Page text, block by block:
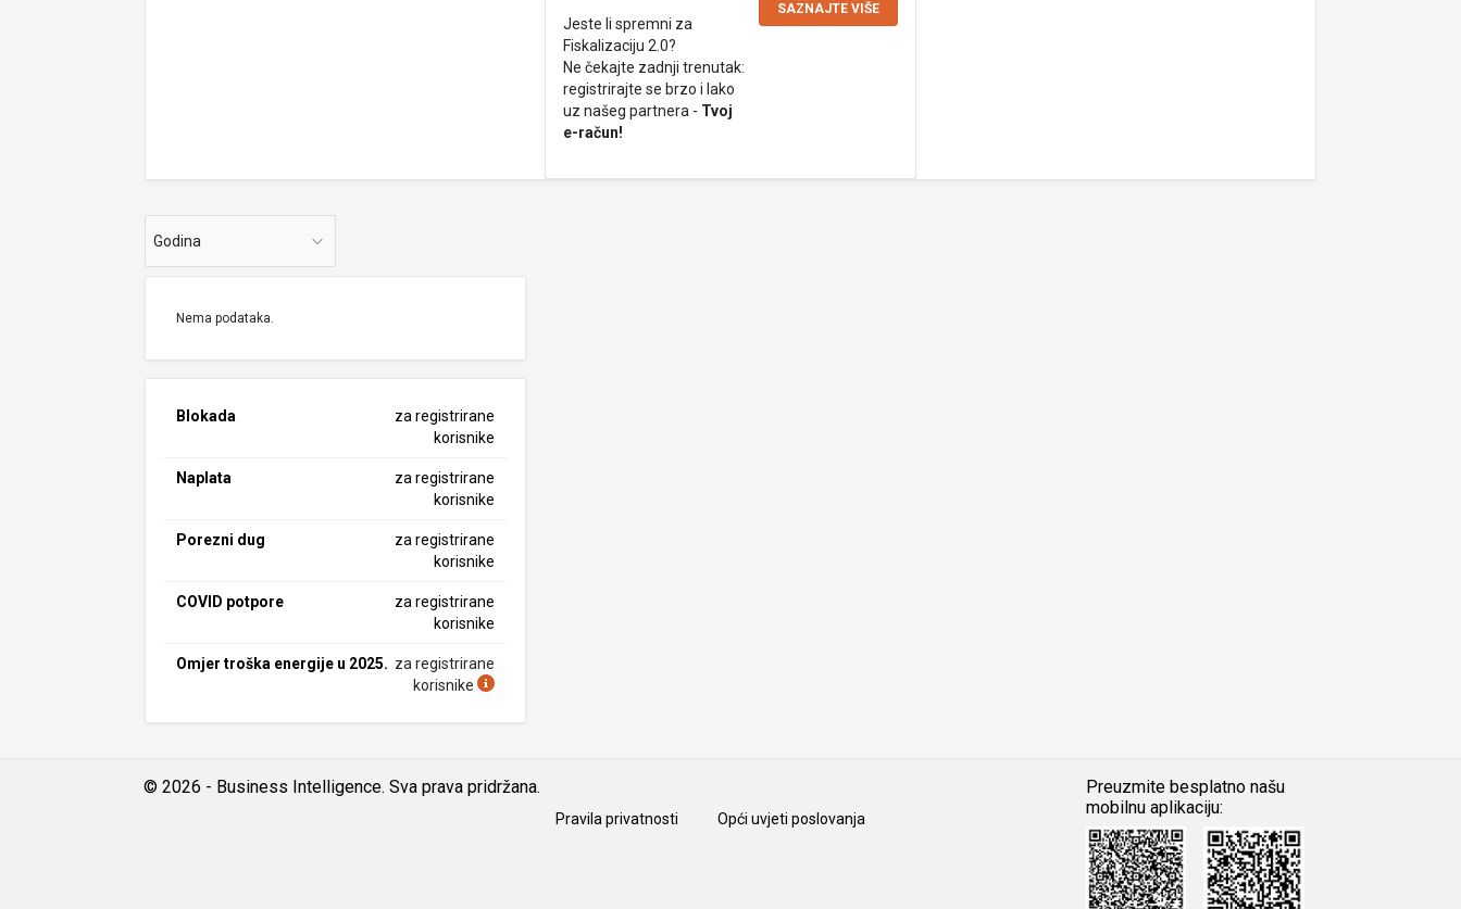
Jeste li spremni za
Fiskalizaciju 2.0?
Ne čekajte zadnji trenutak:
registrirajte se brzo i lako
uz našeg partnera - Tvoj
e-račun!
SAZNAJTE VIŠE
Godina
Nema podataka.
Blokada
za registrirane
korisnike
Naplata
za registrirane
korisnike
Porezni dug
za registrirane
korisnike
COVID potpore
za registrirane
korisnike
Omjer troška energije u 2025. za registrirane
korisnike
© 2026 - Business Intelligence. Sva prava pridržana.
Pravila privatnosti Opći uvjeti poslovanja
Preuzmite besplatno našu
mobilnu aplikaciju:
Android iOS